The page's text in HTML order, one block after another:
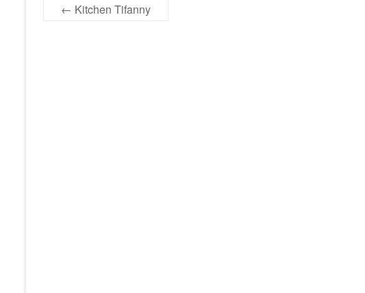
← Kitchen Tifanny